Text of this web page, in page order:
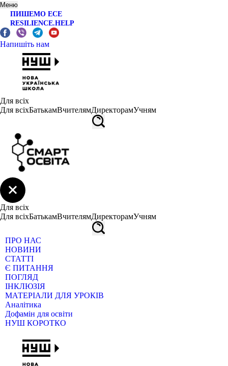
Меню
ПИШЕМО ЕСЕ
RESILIENCE.HELP
Напишіть нам
Для всіх
Для всіхБатькамВчителямДиректорамУчням
Для всіх
Для всіхБатькамВчителямДиректорамУчням
ПРО НАС
НОВИНИ
СТАТТІ
Є ПИТАННЯ
ПОГЛЯД
ІНКЛЮЗІЯ
МАТЕРІАЛИ ДЛЯ УРОКІВ
Аналітика
Дофамін для освіти
НУШ КОРОТКО